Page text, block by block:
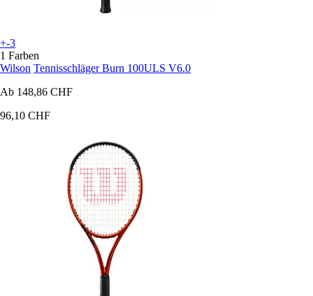
+-3
1 Farben
Wilson Tennisschläger Burn 100ULS V6.0
Ab 148,86 CHF
96,10 CHF